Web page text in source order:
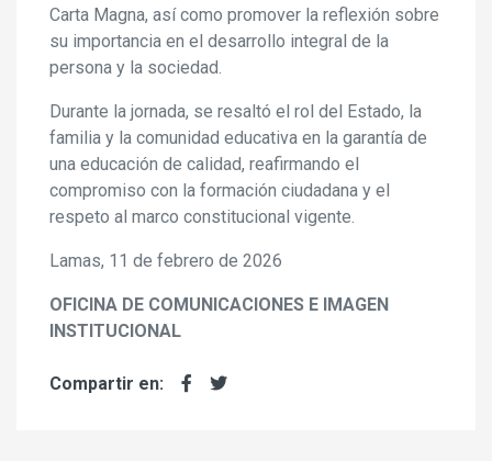
Carta Magna, así como promover la reflexión sobre
su importancia en el desarrollo integral de la
persona y la sociedad.
Durante la jornada, se resaltó el rol del Estado, la
familia y la comunidad educativa en la garantía de
una educación de calidad, reafirmando el
compromiso con la formación ciudadana y el
respeto al marco constitucional vigente.
Lamas, 11 de febrero de 2026
OFICINA DE COMUNICACIONES E IMAGEN
INSTITUCIONAL
Compartir en: